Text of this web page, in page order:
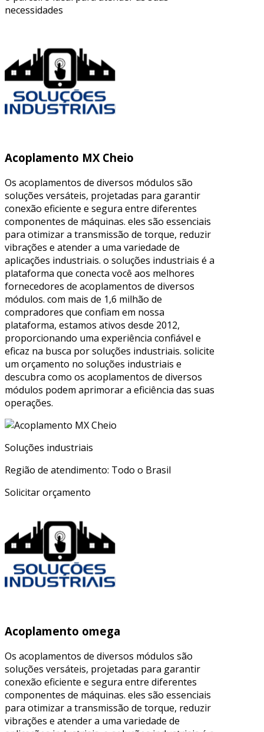
necessidades
Acoplamento MX Cheio
Os acoplamentos de diversos módulos são
soluções versáteis, projetadas para garantir
conexão eficiente e segura entre diferentes
componentes de máquinas. eles são essenciais
para otimizar a transmissão de torque, reduzir
vibrações e atender a uma variedade de
aplicações industriais. o soluções industriais é a
plataforma que conecta você aos melhores
fornecedores de acoplamentos de diversos
módulos. com mais de 1,6 milhão de
compradores que confiam em nossa
plataforma, estamos ativos desde 2012,
proporcionando uma experiência confiável e
eficaz na busca por soluções industriais. solicite
um orçamento no soluções industriais e
descubra como os acoplamentos de diversos
módulos podem aprimorar a eficiência das suas
operações.
Soluções industriais
Região de atendimento: Todo o Brasil
Solicitar orçamento
Acoplamento omega
Os acoplamentos de diversos módulos são
soluções versáteis, projetadas para garantir
conexão eficiente e segura entre diferentes
componentes de máquinas. eles são essenciais
para otimizar a transmissão de torque, reduzir
vibrações e atender a uma variedade de